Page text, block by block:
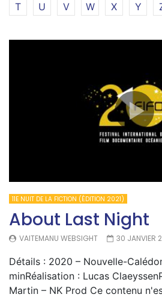
T
U V W X Y
11E NUIT DE LA FICTION (ÉDITION 2021)
About Last Night
VAITEMANU WEBSIGHT 30 JANVIER
Détails : 2020 – Nouvelle-
minRéalisation : Lucas
Martin – NK Prod Ce contenu